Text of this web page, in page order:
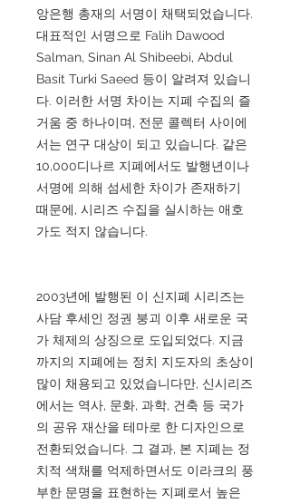
앙은행 총재의 서명이 채택되었습니다.
대표적인 서명으로 Falih Dawood
Salman, Sinan Al Shibeebi, Abdul
Basit Turki Saeed 등이 알려져 있습니
다. 이러한 서명 차이는 지폐 수집의 즐
거움 중 하나이며, 전문 콜렉터 사이에
서는 연구 대상이 되고 있습니다. 같은
10,000디나르 지폐에서도 발행년이나
서명에 의해 섬세한 차이가 존재하기
때문에, 시리즈 수집을 실시하는 애호
가도 적지 않습니다.
2003년에 발행된 이 신지폐 시리즈는
사담 후세인 정권 붕괴 이후 새로운 국
가 체제의 상징으로 도입되었다. 지금
까지의 지폐에는 정치 지도자의 초상이
많이 채용되고 있었습니다만, 신시리즈
에서는 역사, 문화, 과학, 건축 등 국가
의 공유 재산을 테마로 한 디자인으로
전환되었습니다. 그 결과, 본 지폐는 정
치적 색채를 억제하면서도 이라크의 풍
부한 문명을 표현하는 지폐로서 높은